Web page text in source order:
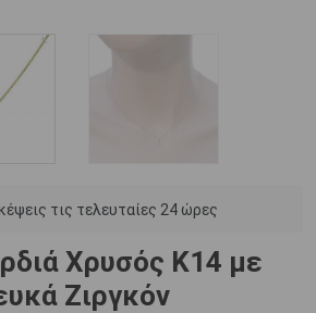
τις τελευταίες 24 ώρες
Χρυσός Κ14 με
Ζιργκόν